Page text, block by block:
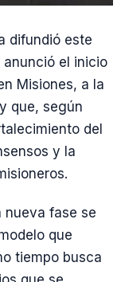
difundió este
el inicio
Misiones, a la
que, según
del
y la
nueva fase se
que
tiempo busca